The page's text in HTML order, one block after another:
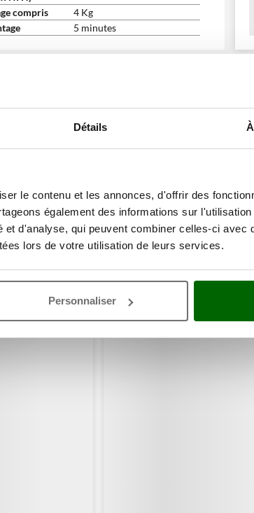
Détails
le contenu et les annonces, d'offrir des
également des informations sur
et d'analyse, qui peuvent combiner celles-ci avec
lors de votre utilisation de leurs services.
Personnaliser
compris
4 Kg
5 minutes
également ces articles: